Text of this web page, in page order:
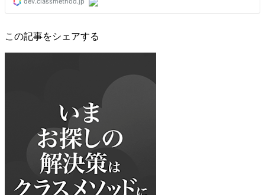
この記事をシェアする